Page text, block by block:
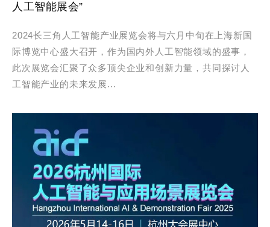
人工智能展会”
2024长三角人工智能产业展览会将与六月中旬在上海新国
际博览中心盛大召开，作为国内外人工智能领域的盛事，
此次展览会汇聚了众多顶尖企业和创新力量，共同探讨人
工智能产业的未来发展...